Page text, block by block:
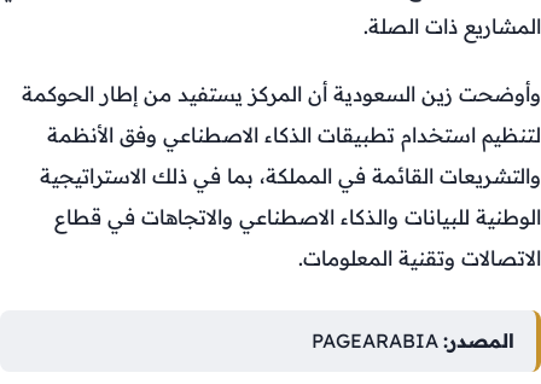
المشاريع ذات الصلة.
وأوضحت زين السعودية أن المركز يستفيد من إطار الحوكمة
لتنظيم استخدام تطبيقات الذكاء الاصطناعي وفق الأنظمة
والتشريعات القائمة في المملكة، بما في ذلك الاستراتيجية
الوطنية للبيانات والذكاء الاصطناعي والاتجاهات في قطاع
الاتصالات وتقنية المعلومات.
المصدر: